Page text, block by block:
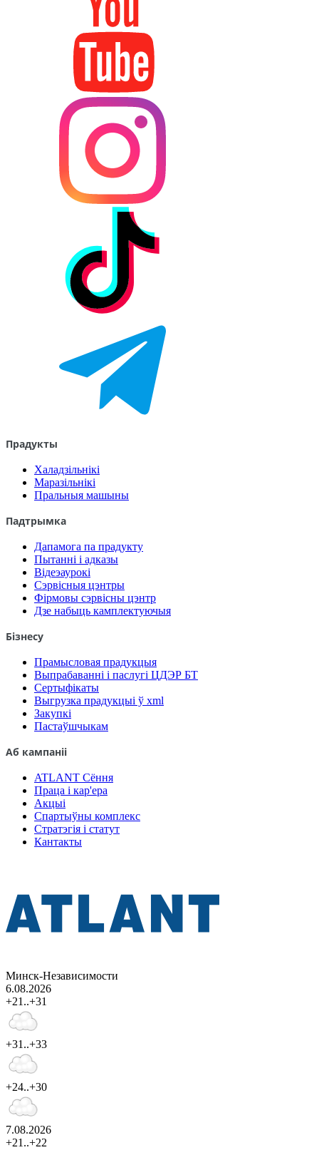
Прадукты
Халадзільнікі
Маразільнікі
Пральныя машыны
Падтрымка
Дапамога па прадукту
Пытанні і адказы
Відеэаурокі
Сэрвісныя цэнтры
Фірмовы сэрвісны цэнтр
Дзе набыць камплектуючыя
Бізнесу
Прамысловая прадукцыя
Выпрабаванні і паслугі ЦДЭР БТ
Сертыфікаты
Выгрузка прадукцыі ў xml
Закупкі
Пастаўшчыкам
Аб кампаніі
ATLANT Сёння
Праца і кар'ера
Акцыі
Спартыўны комплекс
Стратэгія і статут
Кантакты
Минск-Независимости
6.08.2026
+21..+31
+31..+33
+24..+30
7.08.2026
+21..+22